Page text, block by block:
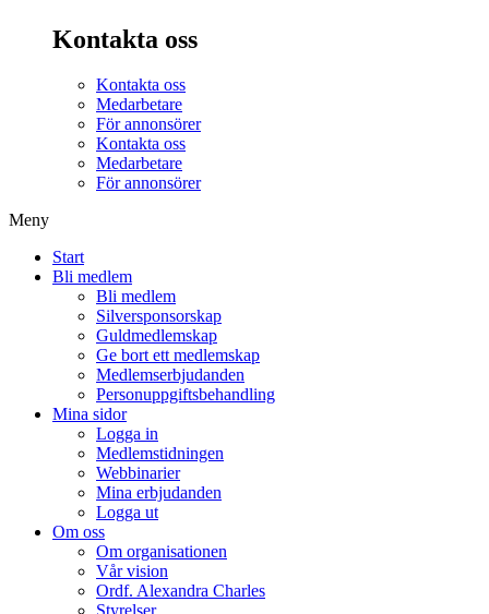
Kontakta oss
Kontakta oss
Medarbetare
För annonsörer
Kontakta oss
Medarbetare
För annonsörer
Meny
Start
Bli medlem
Bli medlem
Silversponsorskap
Guldmedlemskap
Ge bort ett medlemskap
Medlemserbjudanden
Personuppgiftsbehandling
Mina sidor
Logga in
Medlemstidningen
Webbinarier
Mina erbjudanden
Logga ut
Om oss
Om organisationen
Vår vision
Ordf. Alexandra Charles